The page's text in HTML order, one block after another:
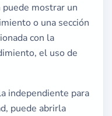
mostrar un
o una sección
con la
el uso de
independiente para
puede abrirla